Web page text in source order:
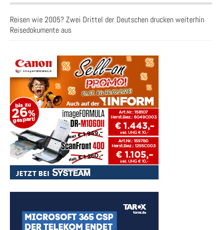
Reisen wie 2005? Zwei Drittel der Deutschen drucken weiterhin
Reisedokumente aus